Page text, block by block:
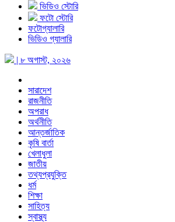
ভিডিও স্টোরি
ফটো স্টোরি
ফটোগ্যালারি
ভিডিও গ্যালারি
| ৮ অগাস্ট, ২০২৬
সারাদেশ
রাজনীতি
অপরাধ
অর্থনীতি
আন্তর্জাতিক
কৃষি বার্তা
খেলাধুলা
জাতীয়
তথ্যপ্রযুক্তি
ধর্ম
শিক্ষা
সাহিত্য
স্বাস্থ্য